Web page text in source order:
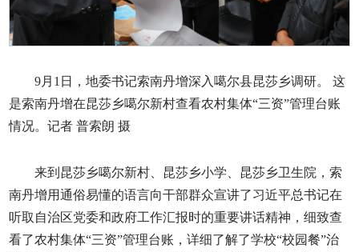
9月1日，地委书记索南丹增深入噶尔县昆莎乡调研。 这
是索南丹增在昆莎乡噶尔新村查看农村集体“三资”管理台账
情况。记者 普索朗 摄
来到昆莎乡噶尔新村、昆莎乡小学、昆莎乡卫生院，索
南丹增用通俗易懂的语言向干部群众宣讲了习近平总书记在
听取自治区党委和政府工作汇报时的重要讲话精神，细致查
看了农村集体“三资”管理台账，详细了解了学校“校园餐”治